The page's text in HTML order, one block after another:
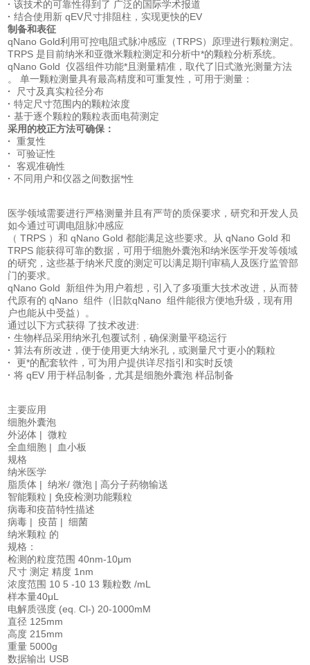
· 该技术的可靠性得到了 广泛的国际学术报道
· 结合使用新 qEV尺寸排阻柱，实现更快的EV
制备和表征
qNano Gold利用可控电阻式脉冲感应（TRPS）原理进行颗粒测定。
TRPS 是目前纳米和亚微米颗粒测定和分析中*的颗粒分析系统。
qNano Gold 仪器组件功能*且测量精准，取代了旧式激光测量方法
。 单一颗粒测量具有最高精度和可重复性，可用于测量：
·
尺寸及真实粒径分布
· 特定尺寸范围内的颗粒浓度
· 基于逐个颗粒的颗粒表面电荷测定
采用的校正方法可确保：
·
重复性
·
可验证性
·
客观准确性
· 不同用户和仪器之间数据*性
医学领域需要进行严格测量并且有严苛的质保要求，研究和开发人员
如今通过可调电阻脉冲感应
（ TRPS ）和 qNano Gold 都能满足这些要求。从 qNano Gold 和
TRPS 能获得可靠的数据，可用于细胞外囊泡和纳米医学开发等领域
的研究，这些基于纳米尺度的测定可以满足期刊审稿人及医疗监管部
门的要求。
qNano Gold 新组件为用户着想，引入了多项重大技术改进，从而替
代原有的 qNano 组件（旧款qNano 组件能很方便地升级，现有用
户也能从中受益）。
通过以下方式获得 了技术改进:
· 生物样品采用纳米孔包覆试剂，确保测量平稳运行
· 算法有所改进，便于使用更大纳米孔，或测量尺寸更小的颗粒
·
更*的配套软件，可为用户提供详尽指引和实时反馈
· 将 qEV 用于样品制备，尤其是细胞外囊泡 样品制备
主要应用
细胞外囊泡
外泌体 | 微粒
全血细胞 | 血小板
规格
纳米医学
脂质体 | 纳米/ 微泡 | 高分子药物输送
智能颗粒 | 免疫检测功能颗粒
病毒和疫苗特性描述
病毒 | 疫苗 | 细菌
纳米颗粒 的
规格：
检测的粒度范围 40nm-10μm
尺寸 测定 精度 1nm
浓度范围 10 5 -10 13 颗粒数 /mL
样本量40μL
电解质强度 (eq. Cl-) 20-1000mM
直径 125mm
高度 215mm
重量 5000g
数据输出 USB